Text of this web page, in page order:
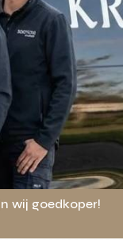
wij goedkoper!